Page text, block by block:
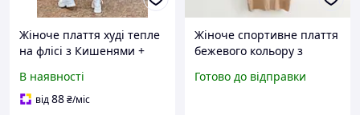
Жіноче плаття худі тепле
на флісі з Кишенями +
В наявності
від88₴/міс
Жіноче спортивне плаття
бежевого кольору з
Готово до відправки